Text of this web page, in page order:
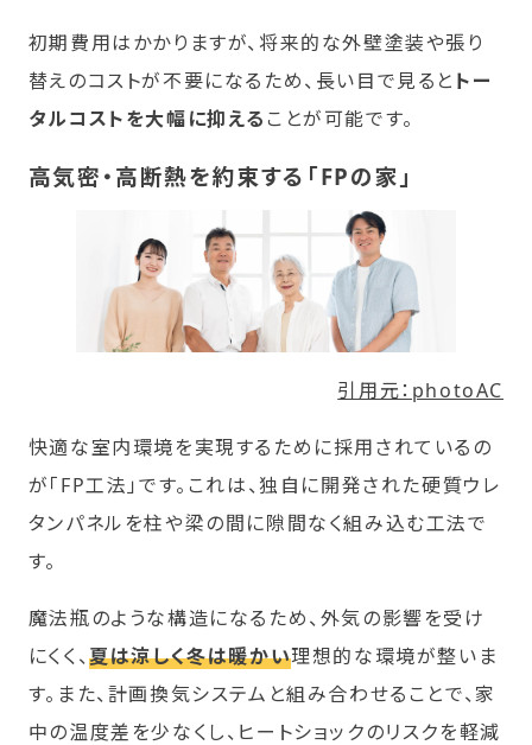
初期費用はかかりますが、将来的な外壁塗装や張り
替えのコストが不要になるため、長い目で見ると トー
タルコストを大幅に抑える ことが可能です。
高気密・高断熱を約束する「FPの家」
引用元：photoAC
快適な室内環境を実現するために採用されているの
が「FP工法」です。これは、独自に開発された硬質ウレ
タンパネルを柱や梁の間に隙間なく組み込む工法で
す。
魔法瓶のような構造になるため、外気の影響を受け
にくく、夏は涼しく冬は暖かい理想的な環境が整いま
す。また、計画換気システムと組み合わせることで、家
中の温度差を少なくし、ヒートショックのリスクを軽減